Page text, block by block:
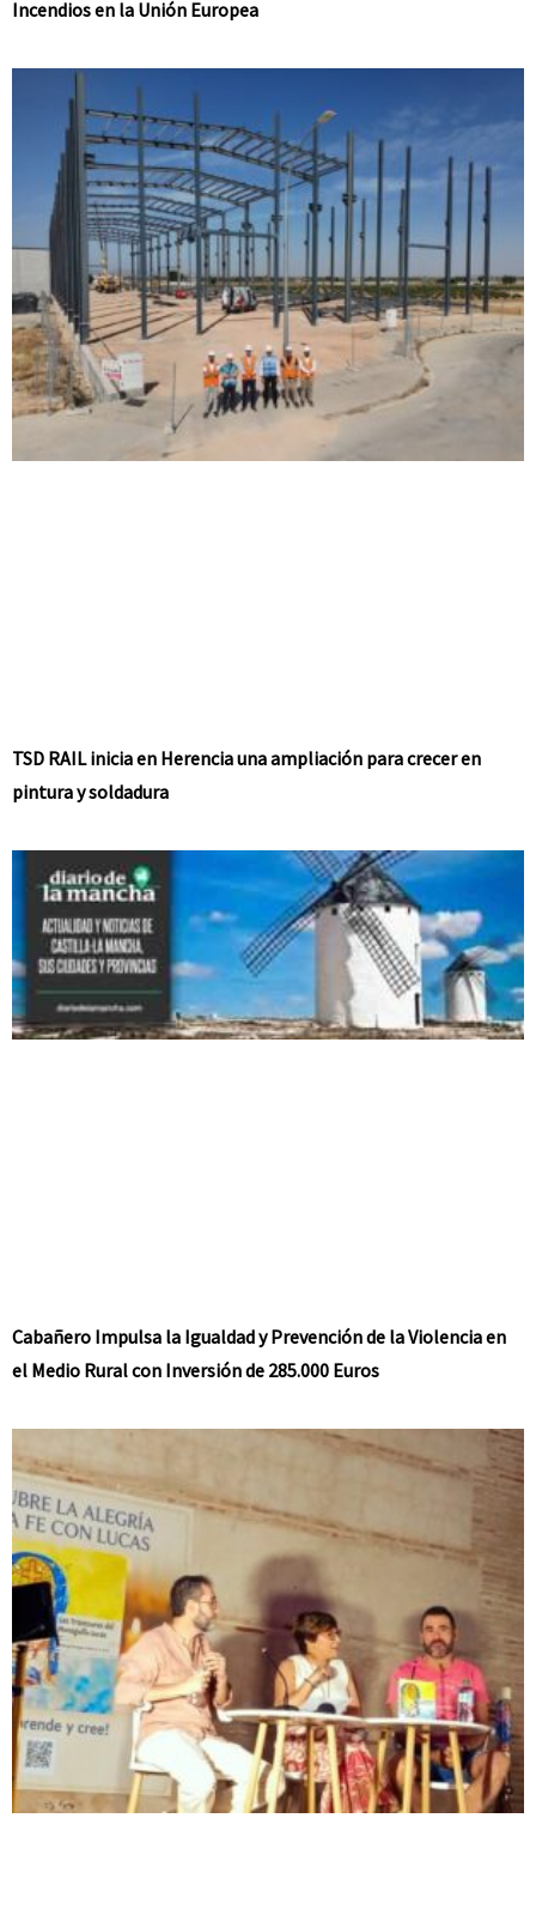
Incendios en la Unión Europea
TSD RAIL inicia en Herencia una ampliación para crecer en
pintura y soldadura
Cabañero Impulsa la Igualdad y Prevención de la Violencia en
el Medio Rural con Inversión de 285.000 Euros